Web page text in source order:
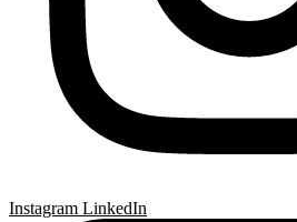
Instagram LinkedIn